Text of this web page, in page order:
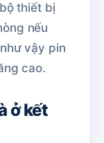
thiết bị
nếu
vậy pin
cao.
ở kết